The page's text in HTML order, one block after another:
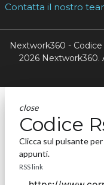
Contatta il nostro
Nextwork360 -
2026 Nextwork360.
close
Codice
Clicca sul pulsante
appunti.
RSS link